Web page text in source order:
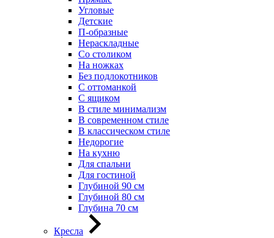
Угловые
Детские
П-образные
Нераскладные
Со столиком
На ножках
Без подлокотников
С оттоманкой
С ящиком
В стиле минимализм
В современном стиле
В классическом стиле
Недорогие
На кухню
Для спальни
Для гостиной
Глубиной 90 см
Глубиной 80 см
Глубина 70 см
Кресла